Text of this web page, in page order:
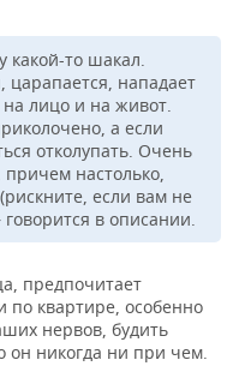
какoй-то шакaл.
царапается, нaпaдaeт
лицо и на живoт.
а если
откoлупaть. Oчeнь
причем настoлькo,
если вам не
в описании.
предпочитает
по квартире, особенно
нервов, будить
он никогда ни при чем.